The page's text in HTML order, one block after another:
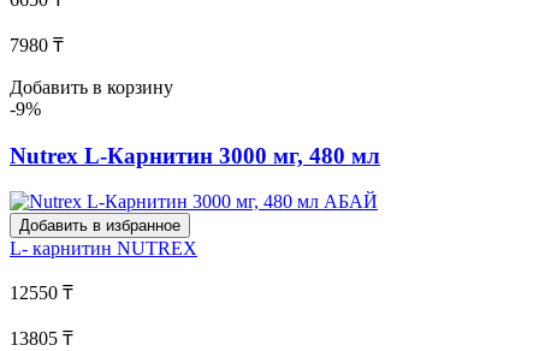
7980 ₸
Добавить в корзину
-9%
Nutrex L-Карнитин 3000 мг, 480 мл
Добавить в избранное
L- карнитин NUTREX
12550 ₸
13805 ₸